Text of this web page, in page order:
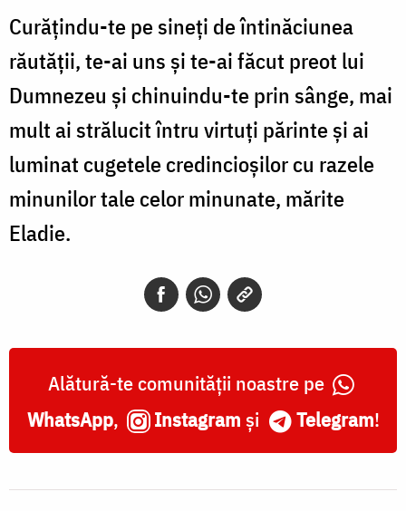
Curăţindu-te pe sineţi de întinăciunea
răutăţii, te-ai uns şi te-ai făcut preot lui
Dumnezeu şi chinuindu-te prin sânge, mai
mult ai strălucit întru virtuţi părinte şi ai
luminat cugetele credincioşilor cu razele
minunilor tale celor minunate, mărite
Eladie.
Alătură-te comunității noastre pe
WhatsApp, Instagram și Telegram!